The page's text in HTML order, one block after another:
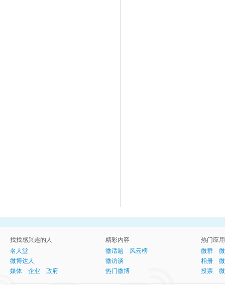
找找感兴趣的人
名人堂
微博达人
媒体
企业 政府
精彩内容
微话题
风云榜
微访谈
热门微博
热门应用
微群
相册
投票